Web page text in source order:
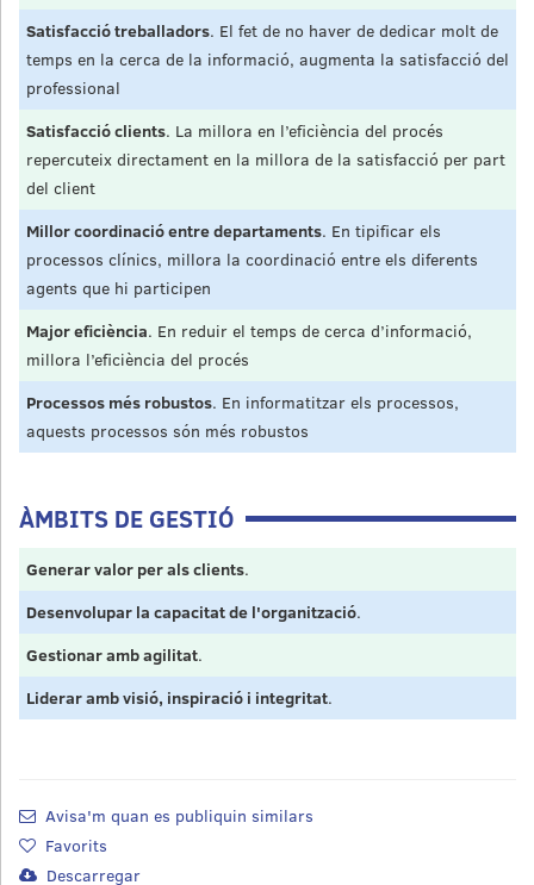
Satisfacció treballadors. El fet de no haver de dedicar molt de
temps en la cerca de la informació, augmenta la satisfacció del
professional
Satisfacció clients. La millora en l’eficiència del procés
repercuteix directament en la millora de la satisfacció per part
del client
Millor coordinació entre departaments. En tipificar els
processos clínics, millora la coordinació entre els diferents
agents que hi participen
Major eficiència. En reduir el temps de cerca d’informació,
millora l’eficiència del procés
Processos més robustos. En informatitzar els processos,
aquests processos són més robustos
ÀMBITS DE GESTIÓ
Generar valor per als clients.
Desenvolupar la capacitat de l'organització.
Gestionar amb agilitat.
Liderar amb visió, inspiració i integritat.
Avisa'm quan es publiquin similars
Favorits
Descarregar